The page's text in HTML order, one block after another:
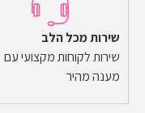
שירות מכל הלב
שירות לקוחות מקצועי עם
מענה מהיר